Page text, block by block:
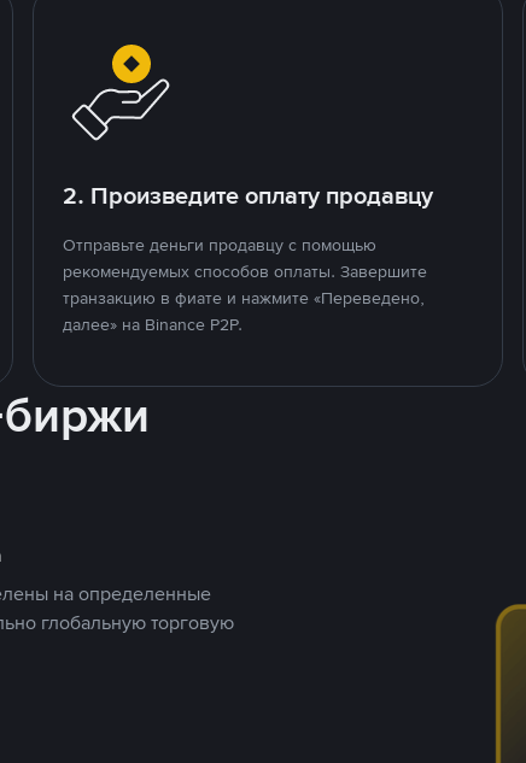
2. Произведите оплату продавцу
Отправьте деньги продавцу с помощью
рекомендуемых способов оплаты. Завершите
транзакцию в фиате и нажмите «Переведено,
далее» на Binance P2P.
на определенные
глобальную торговую